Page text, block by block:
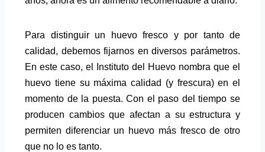
Para distinguir un huevo fresco y por tanto de
calidad, debemos fijarnos en diversos parámetros.
En este caso, el Instituto del Huevo nombra que el
huevo tiene su máxima calidad (y frescura) en el
momento de la puesta. Con el paso del tiempo se
producen cambios que afectan a su estructura y
permiten diferenciar un huevo más fresco de otro
que no lo es tanto.